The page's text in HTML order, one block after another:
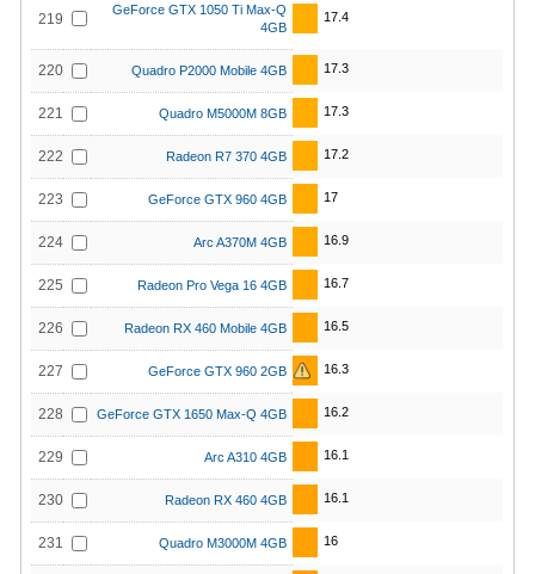
219
GeForce GTX 1050 Ti Max-Q
4GB
17.4
220 Quadro P2000 Mobile 4GB 17.3
221 Quadro M5000M 8GB 17.3
222 Radeon R7 370 4GB 17.2
223 GeForce GTX 960 4GB 17
224 Arc A370M 4GB 16.9
225 Radeon Pro Vega 16 4GB 16.7
226 Radeon RX 460 Mobile 4GB 16.5
227 GeForce GTX 960 2GB 16.3
228 GeForce GTX 1650 Max-Q 4GB 16.2
229 Arc A310 4GB 16.1
230 Radeon RX 460 4GB 16.1
231 Quadro M3000M 4GB 16